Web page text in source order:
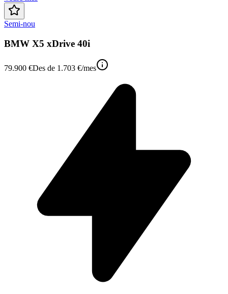
Semi-nou
BMW X5 xDrive 40i
79.900 €Des de 1.703 €/mes